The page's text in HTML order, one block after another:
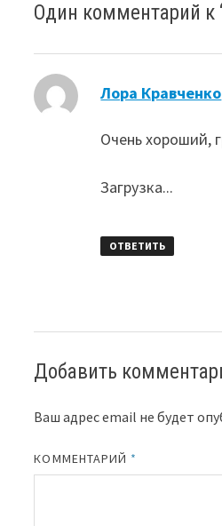
Один комментарий к
Лора Кравченко
Очень хороший,
Загрузка...
ОТВЕТИТЬ
Добавить
Ваш адрес email не будет
КОММЕНТАРИЙ *